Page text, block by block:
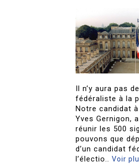
Il n’y aura pas
fédéraliste à la
Notre candidat
Yves Gernigon,
réunir les 500
pouvons que
d’un candidat
l’électio..Voir